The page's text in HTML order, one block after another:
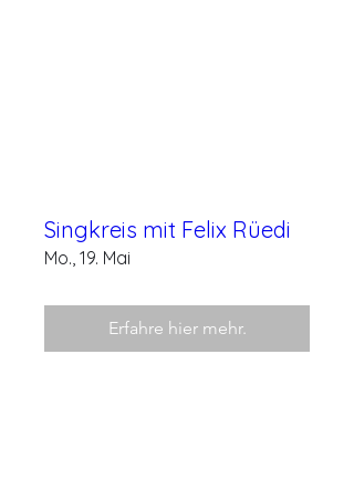
Singkreis mit Felix Rüedi
Mo., 19. Mai
Erfahre hier mehr.